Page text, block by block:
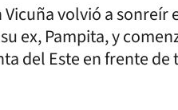
volvió a sonreír
ex, Pampita, y
del Este en frente